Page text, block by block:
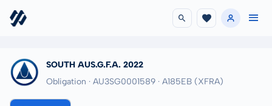
SOUTH AUS.G.F.A. 2022
Obligation · AU3SG0001589 · A185EB (XFRA)